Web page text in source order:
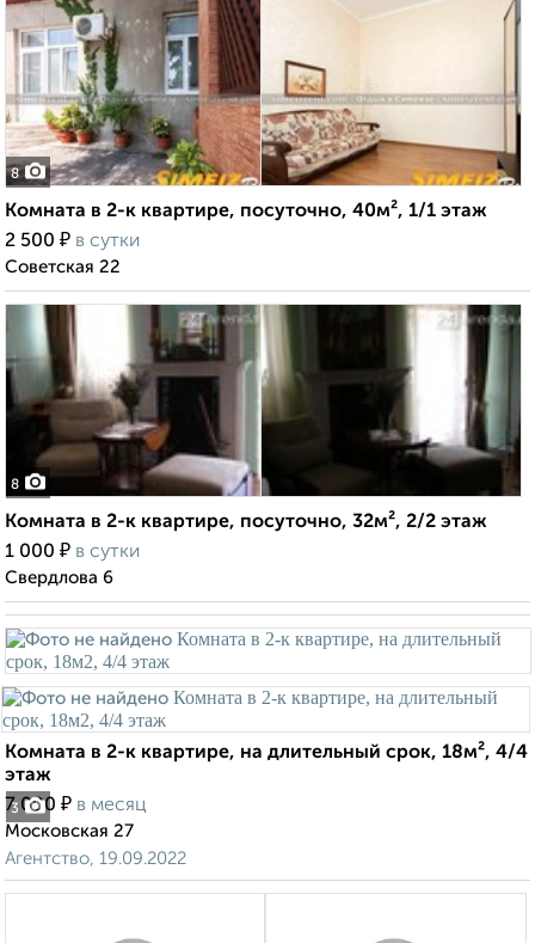
8
Комната в 2-к квартире, посуточно, 40м², 1/1 этаж
2 500 ₽ в сутки
Советская 22
8
Комната в 2-к квартире, посуточно, 32м², 2/2 этаж
1 000 ₽ в сутки
Свердлова 6
3
Комната в 2-к квартире, на длительный срок, 18м², 4/4
этаж
7 000 ₽ в месяц
Московская 27
Агентство, 19.09.2022